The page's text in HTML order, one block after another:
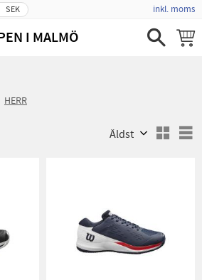
SEK inkl. moms
I MALMÖ
HERR